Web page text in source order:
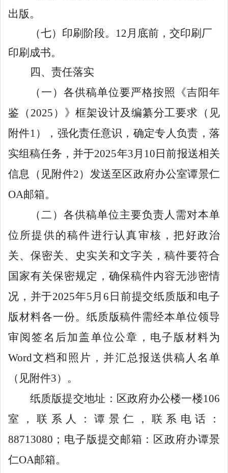
出版。
（七）印刷阶段。 1 2 月底前，交印刷厂
印刷成书。
四、责任落实
（一）各供稿单位要严格按照《吉阳年
鉴（ 2025 ）》框架设计及编纂分工要求（见
附件1 ），强化责任意识，确定专人负责，落
实组稿任务，并于2025年3 月 10 日前报送相关
信息（见附件2）发送至区政府办公室谭景仁
OA邮箱。
（二）各供稿单位主要负责人需对本单
位所提供的稿件进行认真审核，把好政治
关、保密关、史实关和文字关，稿件要符合
国家有关保密规定，确保稿件内容无涉密情
况，并于2025年5 月 6 日前提交纸质版和电子
版材料各一份。纸质版稿件需经本单位领导
审阅签名后加盖单位公章，电子版材料为
Word文档和照片，并汇总报送供稿人名单
（见附件3）。
纸质版提交地址： 区政府办公楼一楼106
室
，联系人：谭景仁，联系电话：
88713080 ； 电子版提交邮箱：区政府办谭景
仁OA邮箱。